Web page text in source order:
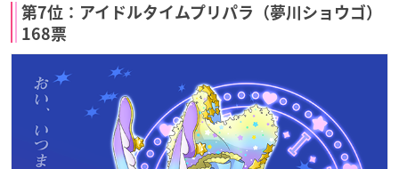
第7位：アイドルタイムプリパラ（夢川ショウゴ）
168票